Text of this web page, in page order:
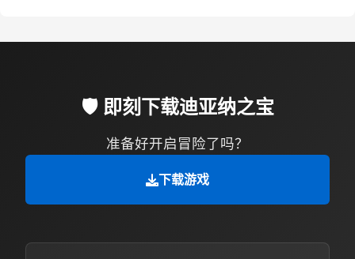
🛡️ 即刻下载迪亚纳之宝
准备好开启冒险了吗？
下载游戏